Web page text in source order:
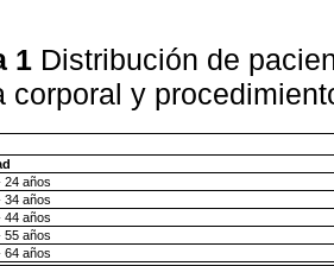
1 Distribución de
corporal y
24 años
34 años
44 años
55 años
64 años